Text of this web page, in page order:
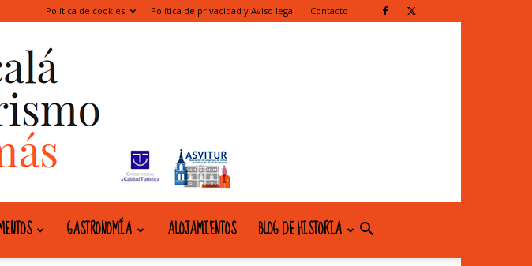
Política de cookies Política de privacidad y Aviso legal Contacto
GASTRONOMÍA ALOJAMIENTOS BLOG DE HISTORIA